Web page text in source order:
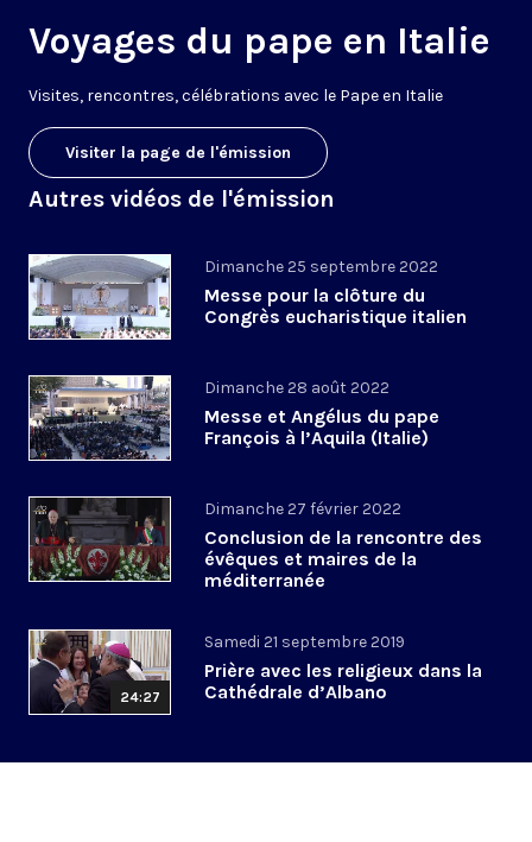
Voyages du pape en Italie
Visites, rencontres, célébrations avec le Pape en Italie
Visiter la page de l'émission
Autres vidéos de l'émission
Dimanche 25 septembre 2022
Messe pour la clôture du
Congrès eucharistique italien
Dimanche 28 août 2022
Messe et Angélus du pape
François à l’Aquila (Italie)
Dimanche 27 février 2022
Conclusion de la rencontre des
évêques et maires de la
méditerranée
24:27
Samedi 21 septembre 2019
Prière avec les religieux dans la
Cathédrale d’Albano